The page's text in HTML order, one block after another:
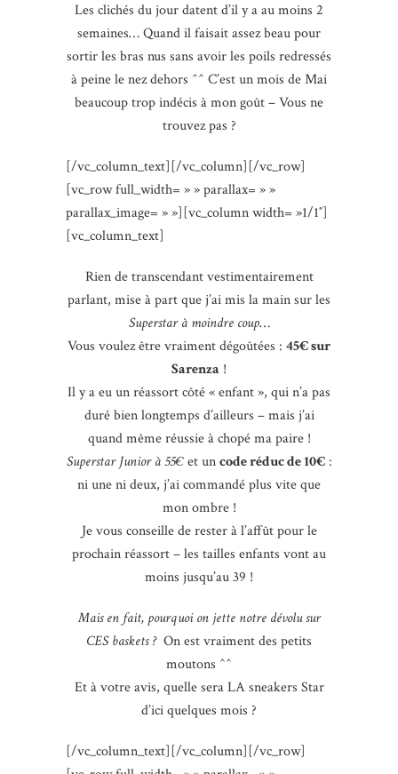
Les clichés du jour datent d’il y a au moins 2
semaines… Quand il faisait assez beau pour
sortir les bras nus sans avoir les poils redressés
à peine le nez dehors ^^ C’est un mois de Mai
beaucoup trop indécis à mon goût – Vous ne
trouvez pas ?
[/vc_column_text][/vc_column][/vc_row]
[vc_row full_width= » » parallax= » »
parallax_image= » »][vc_column width= »1/1″]
[vc_column_text]
Rien de transcendant vestimentairement
parlant, mise à part que j’ai mis la main sur les
Superstar à moindre coup…
Vous voulez être vraiment dégoûtées : 45€ sur
Sarenza !
Il y a eu un réassort côté « enfant », qui n’a pas
duré bien longtemps d’ailleurs – mais j’ai
quand même réussie à chopé ma paire !
Superstar Junior à 55€et uncode réduc de 10€:
ni une ni deux, j’ai commandé plus vite que
mon ombre !
Je vous conseille de rester à l’affût pour le
prochain réassort – les tailles enfants vont au
moins jusqu’au 39 !
Mais en fait, pourquoi on jette notre dévolu sur
CES baskets ? On est vraiment des petits
moutons ^^
Et à votre avis, quelle sera LA sneakers Star
d’ici quelques mois ?
[/vc_column_text][/vc_column][/vc_row]